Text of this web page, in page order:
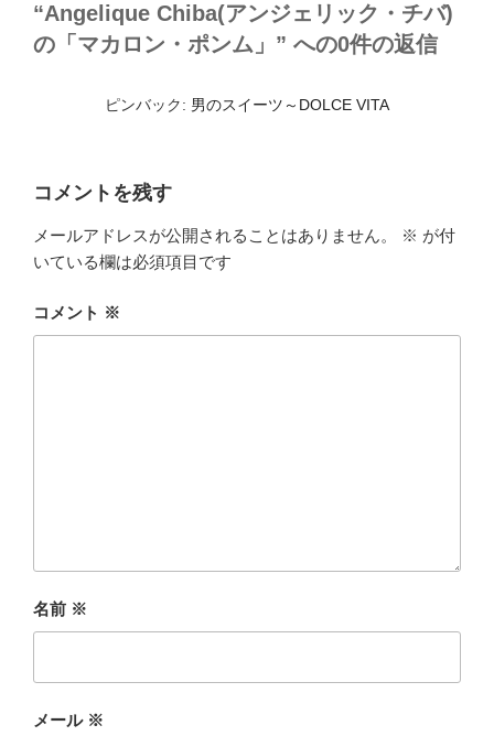
“Angelique Chiba(アンジェリック・チバ)
の「マカロン・ポンム」” への0件の返信
ピンバック: 男のスイーツ～DOLCE VITA
コメントを残す
メールアドレスが公開されることはありません。 ※ が付
いている欄は必須項目です
コメント ※
名前 ※
メール ※